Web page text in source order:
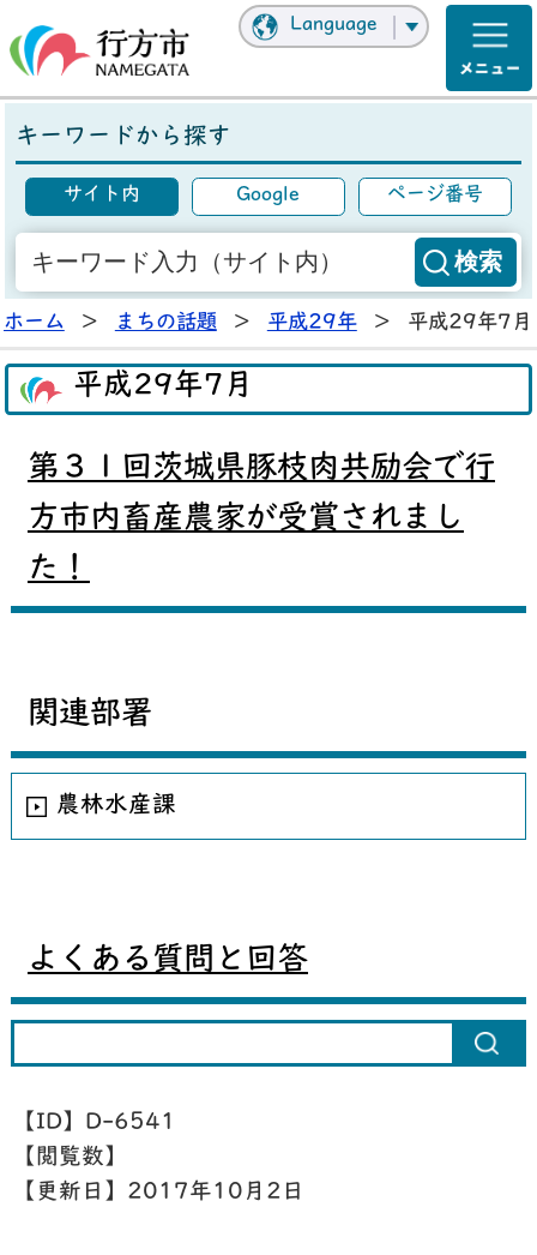
Language
キーワードから探す
サイト内 Google ページ番号
ホーム > まちの話題 > 平成29年 > 平成29年7月
平成29年7月
第３１回茨城県豚枝肉共励会で行
方市内畜産農家が受賞されまし
た！
関連部署
農林水産課
よくある質問と回答
【ID】 D-6541
【閲覧数】
【更新日】 2017年10月2日